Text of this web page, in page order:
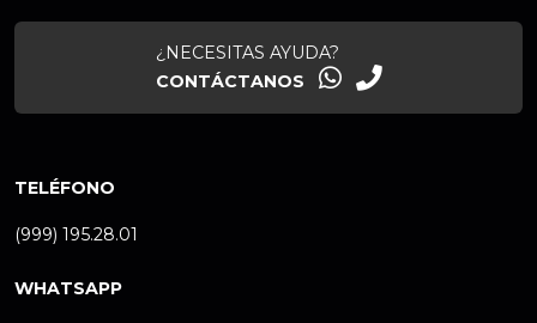
¿NECESITAS AYUDA?
CONTÁCTANOS
TELÉFONO
(999) 195.28.01
WHATSAPP